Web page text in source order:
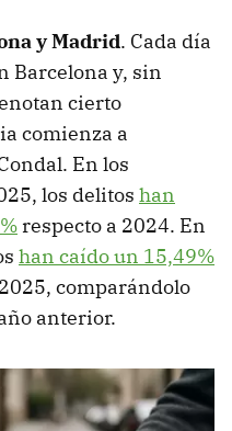
y Madrid. Cada día
Barcelona y, sin
cierto
comienza a
En los
los delitos han
respecto a 2024. En
han caído un 15,49%
comparándolo
anterior.